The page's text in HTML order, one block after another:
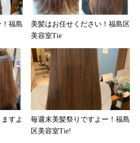
福島
美髪はお任せください！福島区
美容室Tie
すよ
毎週末美髪祭りですよー！福島
区美容室Tie!